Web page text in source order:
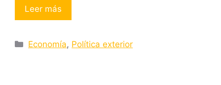
Leer más
Categorías
Economía, Política exterior